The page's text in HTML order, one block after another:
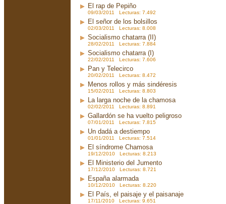
El rap de Pepiño
09/03/2011 Lecturas: 7.492
El señor de los bolsillos
02/03/2011 Lecturas: 8.008
Socialismo chatarra (II)
28/02/2011 Lecturas: 7.884
Socialismo chatarra (I)
22/02/2011 Lecturas: 7.606
Pan y Telecirco
20/02/2011 Lecturas: 8.472
Menos rollos y más sindéresis
15/02/2011 Lecturas: 8.803
La larga noche de la chamosa
02/02/2011 Lecturas: 8.891
Gallardón se ha vuelto peligroso
07/01/2011 Lecturas: 7.815
Un dadá a destiempo
01/01/2011 Lecturas: 7.514
El síndrome Chamosa
19/12/2010 Lecturas: 8.213
El Ministerio del Jumento
17/12/2010 Lecturas: 8.721
España alarmada
10/12/2010 Lecturas: 8.220
El País, el paisaje y el paisanaje
17/11/2010 Lecturas: 9.651